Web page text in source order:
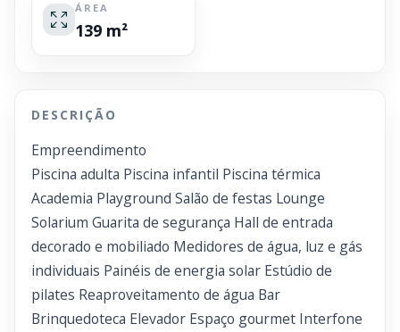
ÁREA
139 m²
DESCRIÇÃO
Empreendimento
Piscina adulta Piscina infantil Piscina térmica
Academia Playground Salão de festas Lounge
Solarium Guarita de segurança Hall de entrada
decorado e mobiliado Medidores de água, luz e gás
individuais Painéis de energia solar Estúdio de
pilates Reaproveitamento de água Bar
Brinquedoteca Elevador Espaço gourmet Interfone